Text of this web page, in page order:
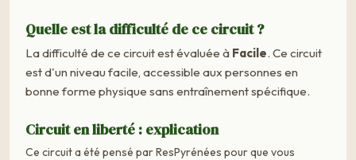
Quelle est la difficulté de ce circuit ?
La difficulté de ce circuit est évaluée à Facile. Ce circuit
est d'un niveau facile, accessible aux personnes en
bonne forme physique sans entraînement spécifique.
Circuit en liberté : explication
Ce circuit a été pensé par ResPyrénées pour que vous